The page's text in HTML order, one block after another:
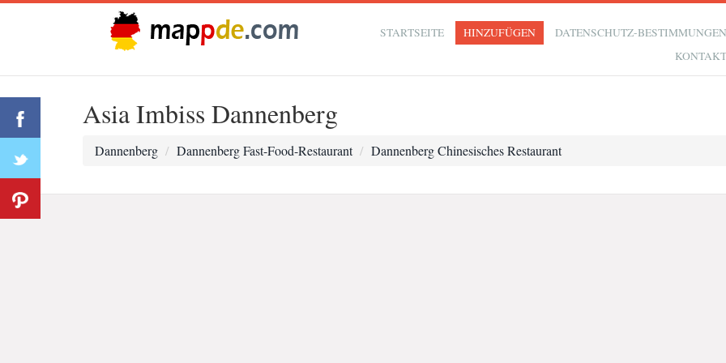
STARTSEITE HINZUFÜGEN
DATENSCHUTZ-
Asia Imbiss Dannenberg
Dannenberg Dannenberg Fast-Food-Restaurant Dannenberg Chinesisches Restaurant